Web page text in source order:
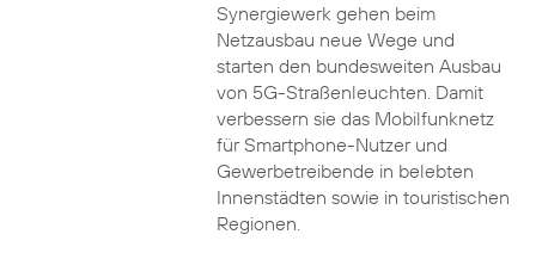
Synergiewerk gehen beim
Netzausbau neue Wege und
starten den bundesweiten Ausbau
von 5G-Straßenleuchten. Damit
verbessern sie das Mobilfunknetz
für Smartphone-Nutzer und
Gewerbetreibende in belebten
Innenstädten sowie in touristischen
Regionen.